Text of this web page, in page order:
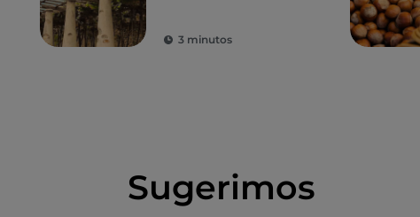
único y un vino
3 minutos
Sugerimos